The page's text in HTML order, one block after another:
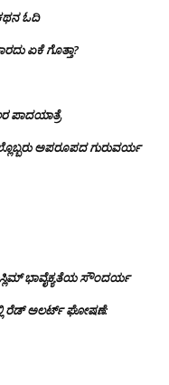
ಓದಿ
ಏಕೆ ಗೊತ್ತಾ?
ಪಾದಯಾತ್ರೆ
ಅಪರೂಪದ ಗುರುವರ್ಯ
ಭಾವೈಕ್ಯತೆಯ ಸೌಂದರ್ಯ
ರೆಡ್ ಅಲರ್ಟ್ ಘೋಷಣೆ: